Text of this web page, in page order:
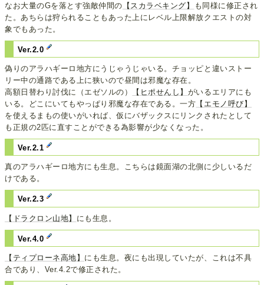
なお大量のGを落とす強敵仲間の 【スカラベキング】
も同様に修正され
た。あちらは狩られることもあった上にレベル上限解放クエストの対
象でもあった。
Ver.2.0
偽りのアラハギーロ地方にうじゃうじゃいる。チョッピと違いストー
リー中の通路である上に狭いので昼間は邪魔な存在。
高額日替わり討伐に（エゼソルの）
【ヒポせんし】 がいるエリアにも
いる。どこにいてもやっぱり邪魔な存在である。一方 【エモノ呼び】
を使えるまもの使いがいれば、仮にバザックスにリンクされたとして
も正規の2匹に直すことができる為影響が少なくなった。
Ver.2.1
真のアラハギーロ地方にも生息。こちらは鏡面湖の北側に少しいるだ
けである。
Ver.2.3
【ドラクロン山地】 にも生息。
Ver.4.0
【ティプローネ高地】 にも生息。夜にも出現していたが、これは不具
合であり、Ver.4.2で修正された。